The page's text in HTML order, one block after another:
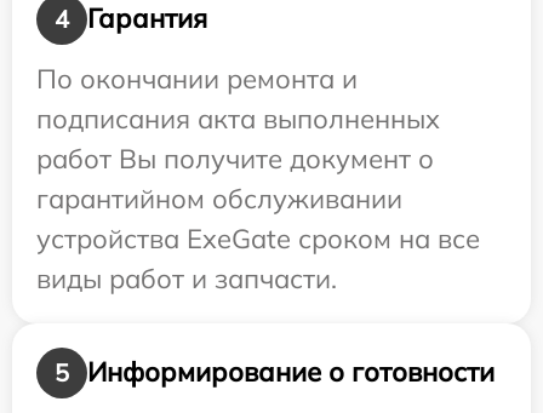
4
Гарантия
По окончании ремонта и
подписания акта выполненных
работ Вы получите документ о
гарантийном обслуживании
устройства ExeGate сроком на все
виды работ и запчасти.
5
Информирование о готовности